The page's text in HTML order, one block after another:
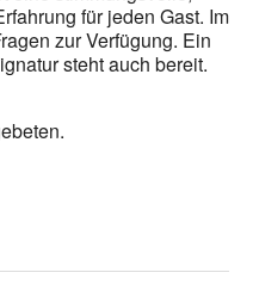
für jeden Gast. Im
zur Verfügung. Ein
steht auch bereit.